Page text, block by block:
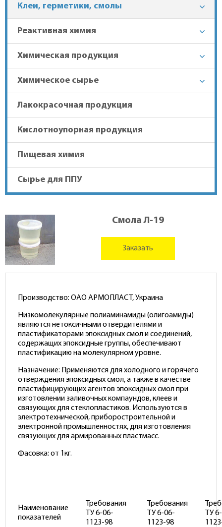
Гарантия лучшей цены
Доставка в регионы
+7 (863) 303-37-70
Клеи, герметики, смолы
Реактивная химия
Химическая продукция
Химическое сырье
Лакокрасочная продукция
Кислотноупорная продукция
Пищевая химия
Сырье для ППУ
Смола Л-19
Заказать
Производство: ОАО АРМОПЛАСТ, Украина
Низкомолекулярные полиаминамиды (олигоамиды)
являются нетоксичными отвердителями и
пластификаторами эпоксидных смол и соединений,
содержащих эпоксидные группы, обеспечивают
пластификацию на молекулярном уровне.
Назначение: Применяются для холодного и горячего
отверждения эпоксидных смол, а также в качестве
пластифицирующих агентов эпоксидных смол при
изготовлении заливочных компаундов, клеев и
связующих для стеклопластиков. Используются в
электротехнической, приборостроительной и
электронной промышленностях, для изготовления
связующих для армированных пластмасс.
Фасовка: от 1кг.
Наименование
показателей
Требования
ТУ 6-06-
1123-98
Требования
ТУ 6-06-
1123-98
ТУ